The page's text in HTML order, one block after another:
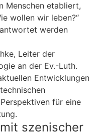
Menschen etabliert,
wollen wir leben?“
werden
Leiter der
an der Ev.-Luth.
Entwicklungen
für eine
szenischer